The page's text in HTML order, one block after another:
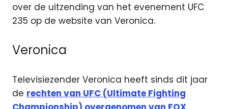
over de uitzending van het evenement UFC
235 op de website van Veronica.
Veronica
Televisiezender Veronica heeft sinds dit jaar
de rechten van UFC (Ultimate Fighting